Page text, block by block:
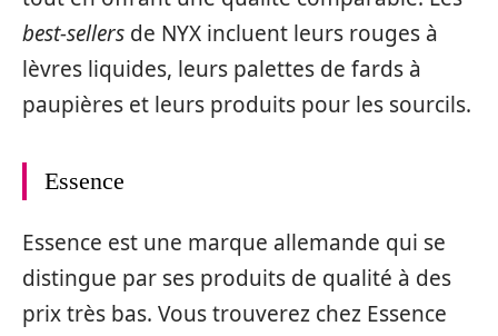
best-sellers de NYX incluent leurs rouges à
lèvres liquides, leurs palettes de fards à
paupières et leurs produits pour les sourcils.
Essence
Essence est une marque allemande qui se
distingue par ses produits de qualité à des
prix très bas. Vous trouverez chez Essence